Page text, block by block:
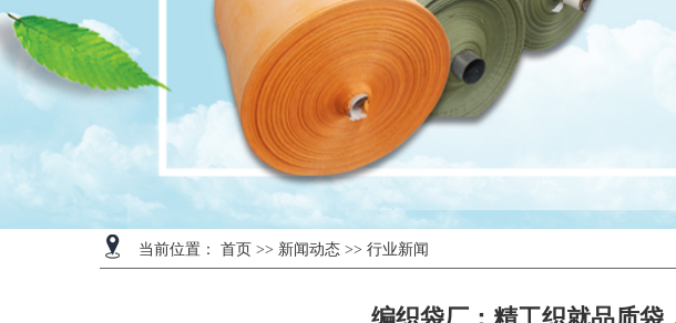
当前位置： 首页 >> 新闻动态 >> 行业新闻